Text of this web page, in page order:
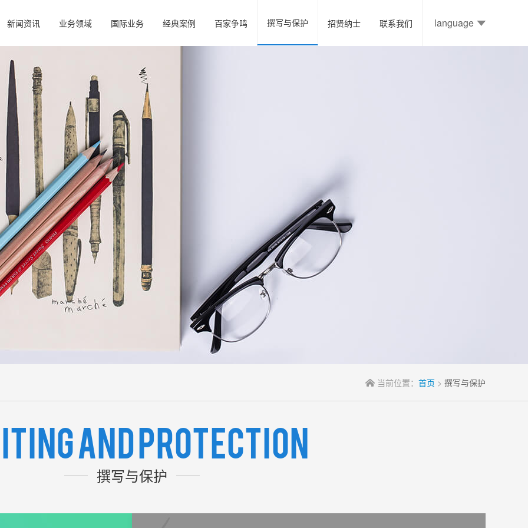
language
新闻资讯 业务领域 国际业务 经典案例 百家争鸣 撰写与保护 招贤纳士 联系我们
当前位置： 首页 > 撰写与保护
and protection
撰写与保护